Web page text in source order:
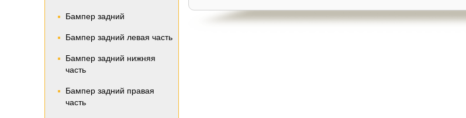
Бампер задний
Бампер задний левая часть
Бампер задний нижняя
часть
Бампер задний правая
часть